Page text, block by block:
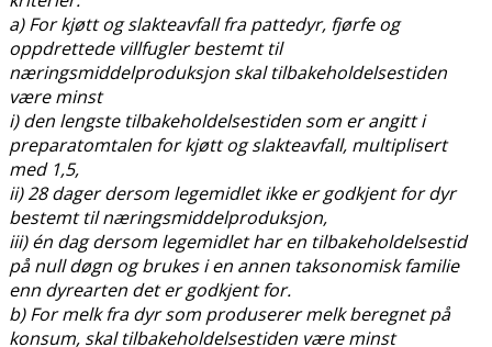
a) For kjøtt og slakteavfall fra pattedyr, fjørfe og
oppdrettede villfugler bestemt til
næringsmiddelproduksjon skal tilbakeholdelsestiden
være minst
i) den lengste tilbakeholdelsestiden som er angitt i
preparatomtalen for kjøtt og slakteavfall, multiplisert
med 1,5,
ii) 28 dager dersom legemidlet ikke er godkjent for dyr
bestemt til næringsmiddelproduksjon,
iii) én dag dersom legemidlet har en tilbakeholdelsestid
på null døgn og brukes i en annen taksonomisk familie
enn dyrearten det er godkjent for.
b) For melk fra dyr som produserer melk beregnet på
konsum, skal tilbakeholdelsestiden være minst